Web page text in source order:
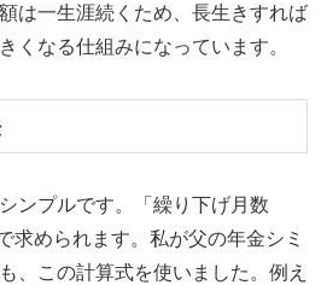
は一生涯続くため、長生きすれば
くなる仕組みになっています。
ンプルです。「繰り下げ月数
求められます。私が父の年金シミ
、この計算式を使いました。例え